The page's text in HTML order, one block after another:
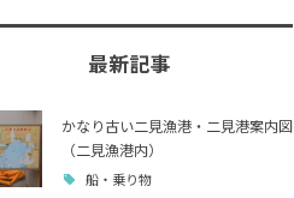
最新記事
かなり古い二見漁港・二見港案内図
（二見漁港内）
船・乗り物